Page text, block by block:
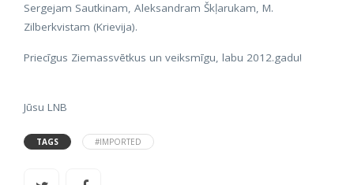
Sergejam Sautkinam, Aleksandram Škļarukam, M.
Zilberkvistam (Krievija).
Priecīgus Ziemassvētkus un veiksmīgu, labu 2012.gadu!
Jūsu LNB
TAGS #IMPORTED